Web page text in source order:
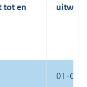
tot en
01-01-